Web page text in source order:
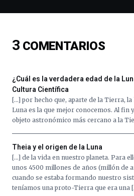
de
16
4
de
octubre.
La
iniciativa,
organizada
por
la
Cátedra…
3 COMENTARIOS
¿Cuál es la verdadera edad de la
Cultura Científica
[…] por hecho que, aparte de la Tierra,
Luna es la que mejor conocemos. Al fin
objeto astronómico más cercano a la
Theia y el origen de la Luna
[…] de la vida en nuestro planeta. Para
unos 4500 millones de años (millón de
cuando se estaba formando nuestro
teníamos una proto-Tierra que era una